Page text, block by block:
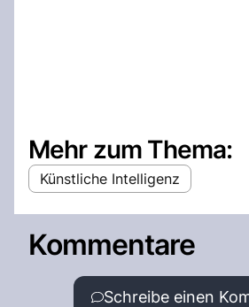
Mehr zum Thema:
Künstliche Intelligenz
Kommentare
Schreibe einen